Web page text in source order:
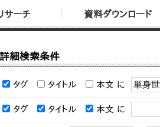
サーチ 資料ダウンロード
詳細検索条件
タグ タイトル 本文 に
タグ タイトル 本文 に